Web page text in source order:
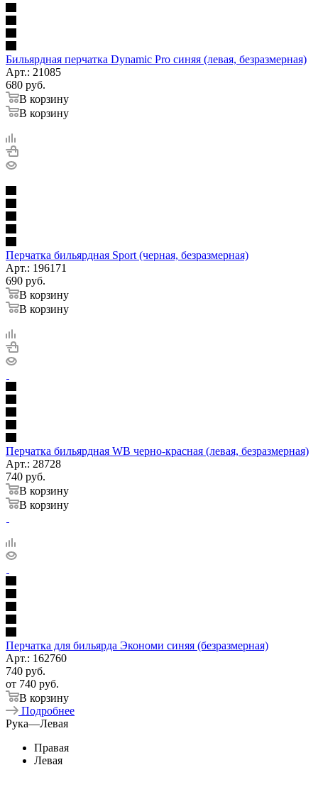
Бильярдная перчатка Dynamic Pro синяя (левая, безразмерная)
Арт.: 21085
680 руб.
В корзину
В корзину
Перчатка бильярдная Sport (черная, безразмерная)
Арт.: 196171
690 руб.
В корзину
В корзину
Перчатка бильярдная WB черно-красная (левая, безразмерная)
Арт.: 28728
740 руб.
В корзину
В корзину
Перчатка для бильярда Экономи синяя (безразмерная)
Арт.: 162760
740 руб.
от 740 руб.
В корзину
Подробнее
Рука—Левая
Правая
Левая